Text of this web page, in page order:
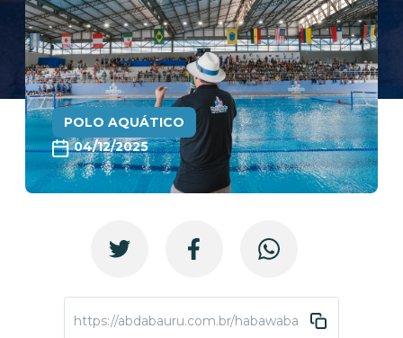
POLO AQUÁTICO
04/12/2025
https://abdabauru.com.br/habawababrasil2025-inicio